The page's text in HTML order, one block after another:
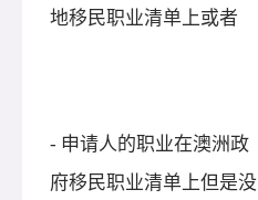
地移民职业清单上或者
- 申请人的职业在澳洲政
府移民职业清单上但是没